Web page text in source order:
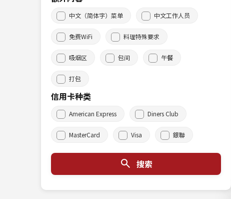
中文（简体字）菜单 中文工作人员
免费WiFi 料理特殊要求
吸烟区 包间 午餐
打包
信用卡种类
American Express Diners Club
MasterCard Visa 銀聯
搜索